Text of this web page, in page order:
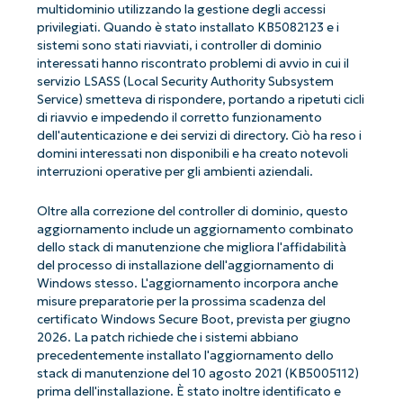
multidominio utilizzando la gestione degli accessi
privilegiati. Quando è stato installato KB5082123 e i
sistemi sono stati riavviati, i controller di dominio
interessati hanno riscontrato problemi di avvio in cui il
servizio LSASS (Local Security Authority Subsystem
Service) smetteva di rispondere, portando a ripetuti cicli
di riavvio e impedendo il corretto funzionamento
dell'autenticazione e dei servizi di directory. Ciò ha reso i
domini interessati non disponibili e ha creato notevoli
interruzioni operative per gli ambienti aziendali.
Oltre alla correzione del controller di dominio, questo
aggiornamento include un aggiornamento combinato
dello stack di manutenzione che migliora l'affidabilità
del processo di installazione dell'aggiornamento di
Windows stesso. L'aggiornamento incorpora anche
misure preparatorie per la prossima scadenza del
certificato Windows Secure Boot, prevista per giugno
2026. La patch richiede che i sistemi abbiano
precedentemente installato l'aggiornamento dello
stack di manutenzione del 10 agosto 2021 (KB5005112)
prima dell'installazione. È stato inoltre identificato e